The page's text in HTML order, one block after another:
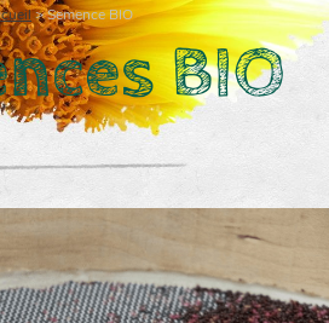
>Semence BIO
BIO